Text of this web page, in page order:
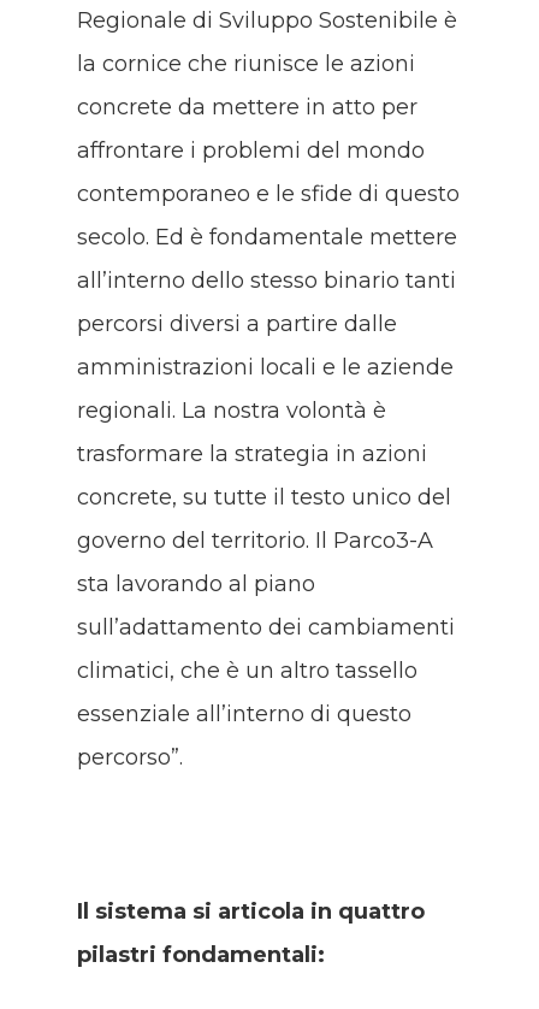
Regionale di Sviluppo Sostenibile è
la cornice che riunisce le azioni
concrete da mettere in atto per
affrontare i problemi del mondo
contemporaneo e le sfide di questo
secolo. Ed è fondamentale mettere
all’interno dello stesso binario tanti
percorsi diversi a partire dalle
amministrazioni locali e le aziende
regionali. La nostra volontà è
trasformare la strategia in azioni
concrete, su tutte il testo unico del
governo del territorio. Il Parco3-A
sta lavorando al piano
sull’adattamento dei cambiamenti
climatici, che è un altro tassello
essenziale all’interno di questo
percorso”.
Il sistema si articola in quattro
pilastri fondamentali: